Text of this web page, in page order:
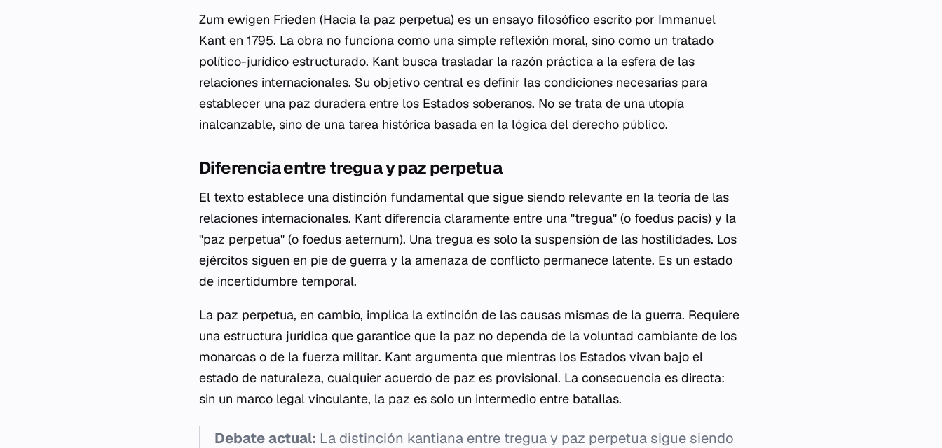
Zum ewigen Frieden (Hacia la paz perpetua) es un ensayo filosófico escrito por Immanuel
Kant en 1795. La obra no funciona como una simple reflexión moral, sino como un tratado
político-jurídico estructurado. Kant busca trasladar la razón práctica a la esfera de las
relaciones internacionales. Su objetivo central es definir las condiciones necesarias para
establecer una paz duradera entre los Estados soberanos. No se trata de una utopía
inalcanzable, sino de una tarea histórica basada en la lógica del derecho público.
Diferencia entre tregua y paz perpetua
El texto establece una distinción fundamental que sigue siendo relevante en la teoría de las
relaciones internacionales. Kant diferencia claramente entre una "tregua" (o foedus pacis) y la
"paz perpetua" (o foedus aeternum). Una tregua es solo la suspensión de las hostilidades. Los
ejércitos siguen en pie de guerra y la amenaza de conflicto permanece latente. Es un estado
de incertidumbre temporal.
La paz perpetua, en cambio, implica la extinción de las causas mismas de la guerra. Requiere
una estructura jurídica que garantice que la paz no dependa de la voluntad cambiante de los
monarcas o de la fuerza militar. Kant argumenta que mientras los Estados vivan bajo el
estado de naturaleza, cualquier acuerdo de paz es provisional. La consecuencia es directa:
sin un marco legal vinculante, la paz es solo un intermedio entre batallas.
Debate actual: La distinción kantiana entre tregua y paz perpetua sigue siendo